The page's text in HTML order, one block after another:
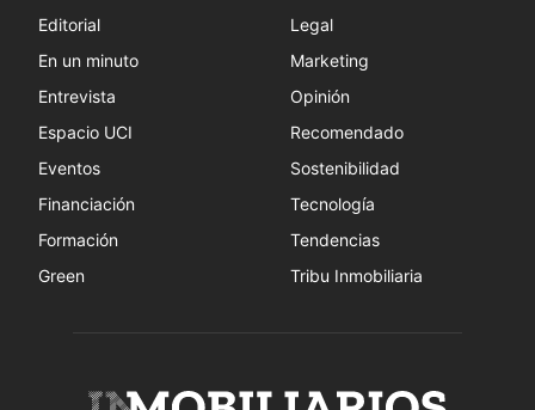
Editorial
En un minuto
Entrevista
Espacio UCI
Eventos
Financiación
Formación
Green
Legal
Marketing
Opinión
Recomendado
Sostenibilidad
Tecnología
Tendencias
Tribu Inmobiliaria